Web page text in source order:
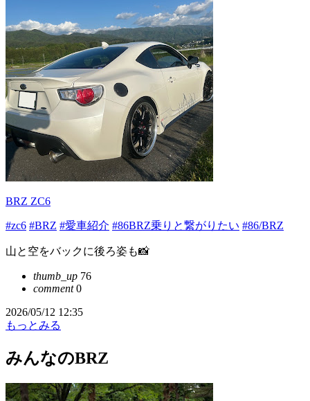
BRZ ZC6
#zc6 #BRZ #愛車紹介 #86BRZ乗りと繋がりたい #86/BRZ
山と空をバックに後ろ姿も📸
thumb_up 76
comment0
2026/05/12 12:35
もっとみる
みんなのBRZ